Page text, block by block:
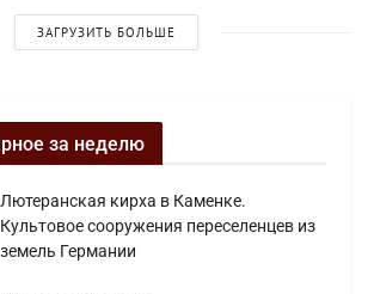
ЗАГРУЗИТЬ БОЛЬШЕ
за неделю
Лютеранская кирха в Каменке.
Культовое сооружения переселенцев из
земель Германии